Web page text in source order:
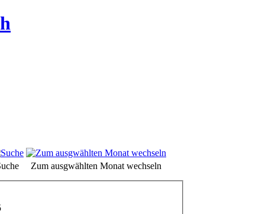
Zum ausgwählten Monat wechseln